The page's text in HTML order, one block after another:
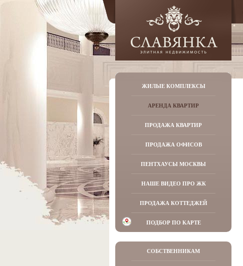
ЖИЛЫЕ КОМПЛЕКСЫ
АРЕНДА КВАРТИР
ПРОДАЖА КВАРТИР
ПРОДАЖА ОФИСОВ
ПЕНТХАУСЫ МОСКВЫ
НАШЕ ВИДЕО ПРО ЖК
ПРОДАЖА КОТТЕДЖЕЙ
ПОДБОР ПО КАРТЕ
СОБСТВЕННИКАМ